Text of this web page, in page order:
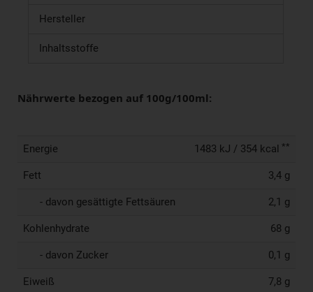
Hersteller
Inhaltsstoffe
Nährwerte bezogen auf 100g/100ml:
Energie 1483 kJ / 354 kcal **
Fett 3,4 g
- davon gesättigte Fettsäuren 2,1 g
Kohlenhydrate 68 g
- davon Zucker 0,1 g
Eiweiß 7,8 g